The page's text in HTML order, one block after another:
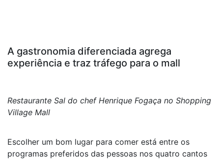
A gastronomia diferenciada agrega
experiência e traz tráfego para o mall
Restaurante Sal do chef Henrique Fogaça no Shopping
Village Mall
Escolher um bom lugar para comer está entre os
programas preferidos das pessoas nos quatro cantos